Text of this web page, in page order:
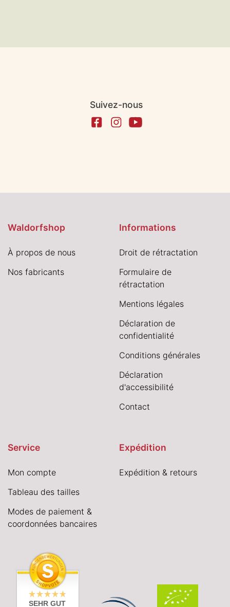
Suivez-nous
Waldorfshop
À propos de nous
Nos fabricants
Informations
Droit de rétractation
Formulaire de
rétractation
Mentions légales
Déclaration de
confidentialité
Conditions générales
Déclaration
d'accessibilité
Contact
Service
Mon compte
Tableau des tailles
Modes de paiement &
coordonnées bancaires
Expédition
Expédition & retours
SEHR GUT